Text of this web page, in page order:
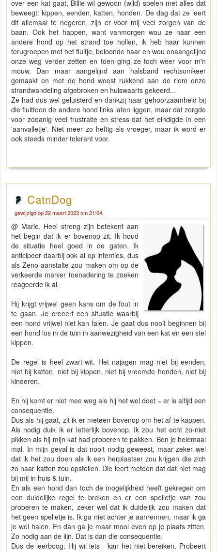
over een kat gaat, Billie wil gewoon (wild) spelen met alles dat
beweegt: kippen, eenden, katten, honden. De dag dat ze leert
dit allemaal te negeren, zijn er voor mij veel zorgen van de
baan. Ook het happen, want vanmorgen wou ze naar een
andere hond op het strand toe hollen, ik heb haar kunnen
terugroepen met het fluitje, beloonde haar en wou onaangelijnd
onze weg verder zetten en toen ging ze toch weer voor m'n
mouw. Dan maar aangelijnd aan halsband rechtsomkeer
gemaakt en met de hond woest rukkend aan de riem onze
strandwandeling afgebroken en huiswaarts gekeerd...
Ze had dus wel geluisterd en dankzij haar gehoorzaamheid bij
die fluittoon de andere hond links laten liggen, maar dat zorgde
voor zodanig veel frustratie en stress dat het eindigde in een
'aanvalletje'. Niet meer zo heftig als vroeger, maar ik word er
ook steeds minder tolerant voor.
CatnDog
gewijzigd op 22 maart 2023 om 21:04
@ Marie. Heel streng zijn betekent aan
het begin dat ik er bovenop zit. Ik houd
de situatie heel goed in de gaten. Ik
anticipeer daarbij ook al op intenties, dus
als Zeno aanstalte zou maken om op de
verkeerde manier toenadering te zoeken
reageerde ik al.
Hij krijgt vrijwel geen kans om de fout in
te gaan. Je creeert een situatie waarbij
een hond vrijwel niet kan falen. Je gaat dus nooit beginnen bij
een hond los in de tuin in aanwezigheid van een kat en een stel
kippen.
De regel is heel zwart-wit. Het najagen mag niet bij eenden,
niet bij katten, niet bij kippen, niet bij vreemde honden, niet bij
kinderen.
En hij komt er niet mee weg als hij het wel doet = er is altijd een
consequentie.
Dus als hij gaat, zit ik er meteen bovenop om het af te kappen.
Als nodig duik ik er letterlijk bovenop. Ik zou het echt zo-niet
pikken als hij mijn kat had proberen te pakken. Ben je helemaal
mal. In mijn geval is dat nooit nodig geweest, maar zeker wel
dat ik het zou doen als ik een herplaatser zou krijgen die zich
zo naar katten zou opstellen. Die leert meteen dat dat niet mag
bij mij in huis & tuin.
En als een hond dan toch de mogelijkheid heeft gekregen om
een duidelijke regel te breken en er een spelletje van zou
proberen te maken, zeker wel dat ik duidelijk zou maken dat
het geen spelletje is. Ik ga niet achter je aanrennen, maar ik ga
je wel halen. En dan ga je maar mooi even op je plaats zitten.
Zo nodig aan de lijn. Dat is dan die consequentie.
Dus de leerboog: Hij wil iets - kan het niet bereiken. Probeert